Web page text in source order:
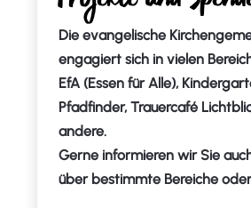
Die evangelische
engagiert sich in vielen
EfA (Essen für Alle),
Pfadfinder, Trauercafé
andere.
Gerne informieren wir Sie
über bestimmte Bereiche